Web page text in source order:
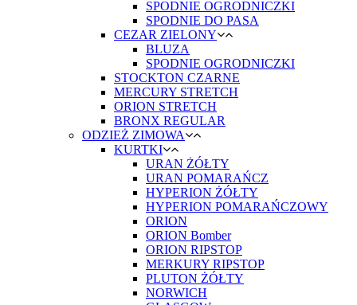
SPODNIE OGRODNICZKI
SPODNIE DO PASA
CEZAR ZIELONY
BLUZA
SPODNIE OGRODNICZKI
STOCKTON CZARNE
MERCURY STRETCH
ORION STRETCH
BRONX REGULAR
ODZIEŻ ZIMOWA
KURTKI
URAN ŻÓŁTY
URAN POMARAŃCZ
HYPERION ŻÓŁTY
HYPERION POMARAŃCZOWY
ORION
ORION Bomber
ORION RIPSTOP
MERKURY RIPSTOP
PLUTON ŻÓŁTY
NORWICH